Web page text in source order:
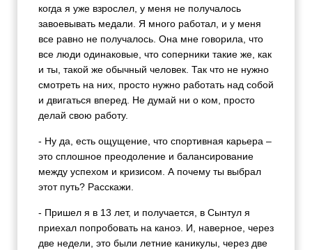
когда я уже взрослел, у меня не получалось
завоевывать медали. Я много работал, и у меня
все равно не получалось. Она мне говорила, что
все люди одинаковые, что соперники такие же, как
и ты, такой же обычный человек. Так что не нужно
смотреть на них, просто нужно работать над собой
и двигаться вперед. Не думай ни о ком, просто
делай свою работу.
- Ну да, есть ощущение, что спортивная карьера –
это сплошное преодоление и балансирование
между успехом и кризисом. А почему ты выбрал
этот путь? Расскажи.
- Пришел я в 13 лет, и получается, в Сынтул я
приехал попробовать на каноэ. И, наверное, через
две недели, это были летние каникулы, через две